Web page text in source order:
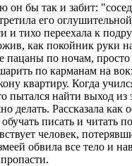
он бы так и забит:
его
тихо переехала к
как покойник руки
пацаны по ночам, просто
по карманам на
квартиру. Когда
найти выход из
Рассказала
писать и читать
человек,
обвила все тело и